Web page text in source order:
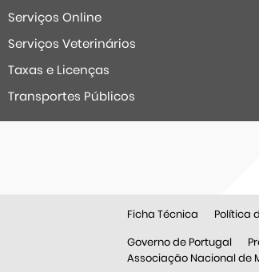
Serviços Online
Serviços Veterinários
Taxas e Licenças
Transportes Públicos
Ficha Técnica
Política
Governo de Portugal
Associação Nacional de